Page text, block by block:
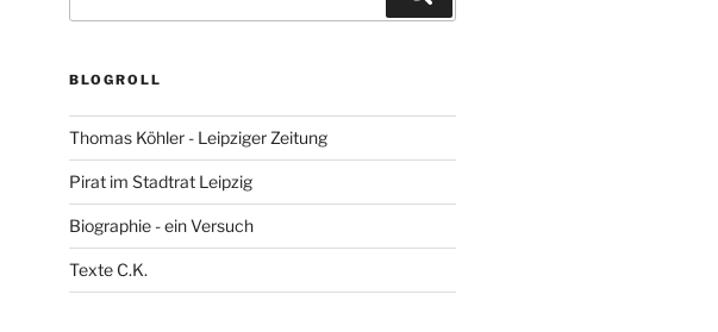
BLOGROLL
Thomas Köhler - Leipziger Zeitung
Pirat im Stadtrat Leipzig
Biographie - ein Versuch
Texte C.K.